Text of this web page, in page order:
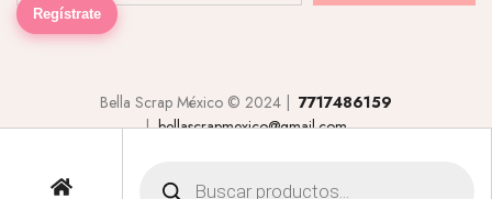
Bella Scrap México © 2024 | 7717486159
|bellascrapmexico@gmail.com
Regístrate